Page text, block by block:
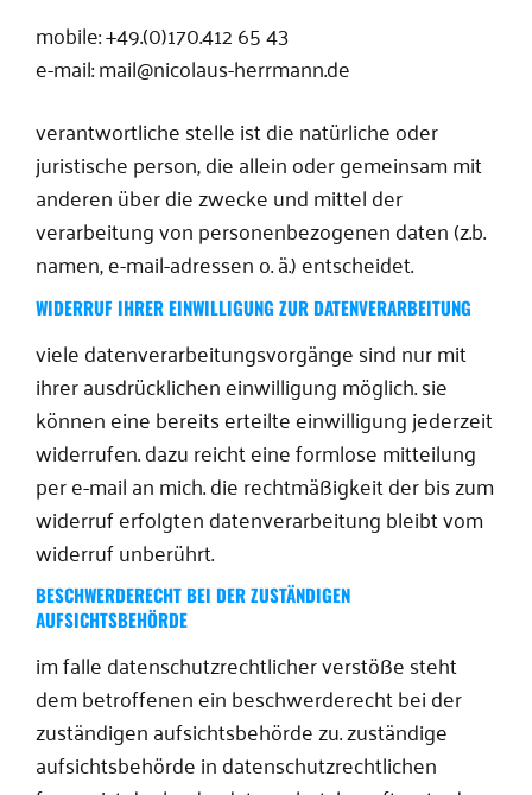
mobile: +49.(0)170.412 65 43
e-mail: mail@nicolaus-herrmann.de
verantwortliche stelle ist die natürliche oder
juristische person, die allein oder gemeinsam mit
anderen über die zwecke und mittel der
verarbeitung von personenbezogenen daten (z.b.
namen, e-mail-adressen o. ä.) entscheidet.
WIDERRUF IHRER EINWILLIGUNG ZUR DATENVERARBEITUNG
viele datenverarbeitungsvorgänge sind nur mit
ihrer ausdrücklichen einwilligung möglich. sie
können eine bereits erteilte einwilligung jederzeit
widerrufen. dazu reicht eine formlose mitteilung
per e-mail an mich. die rechtmäßigkeit der bis zum
widerruf erfolgten datenverarbeitung bleibt vom
widerruf unberührt.
BESCHWERDERECHT BEI DER ZUSTÄNDIGEN
AUFSICHTSBEHÖRDE
im falle datenschutzrechtlicher verstöße steht
dem betroffenen ein beschwerderecht bei der
zuständigen aufsichtsbehörde zu. zuständige
aufsichtsbehörde in datenschutzrechtlichen